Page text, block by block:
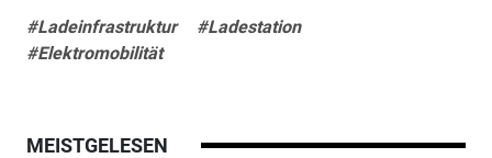
#Ladeinfrastruktur
#Ladestation
#Elektromobilität
MEISTGELESEN